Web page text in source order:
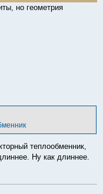
но геометрия
теплообменник,
Ну как длиннее.